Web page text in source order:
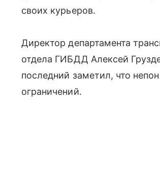
своих курьеров.
Директор департамента
отдела ГИБДД Алексей
последний заметил, что
ограничений.